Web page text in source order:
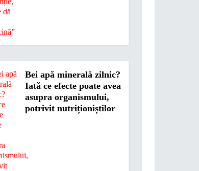
Bei apă minerală zilnic?
Iată ce efecte poate avea
asupra organismului,
potrivit nutriționiștilor